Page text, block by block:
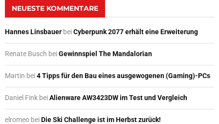
NEUESTE KOMMENTARE
Hannes Linsbauer beiCyberpunk 2077 erhält eine Erweiterung
Renate Busch beiGewinnspiel The Mandalorian
Martin bei4 Tipps für den Bau eines ausgewogenen (Gaming)-PCs
Daniel Fink beiAlienware AW3423DW im Test und Vergleich
elromeo beiDie Ski Challenge ist im Herbst zurück!